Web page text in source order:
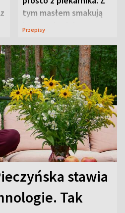
tym masłem smakują
jeszcze lepiej
Przepisy
stawia
Tak